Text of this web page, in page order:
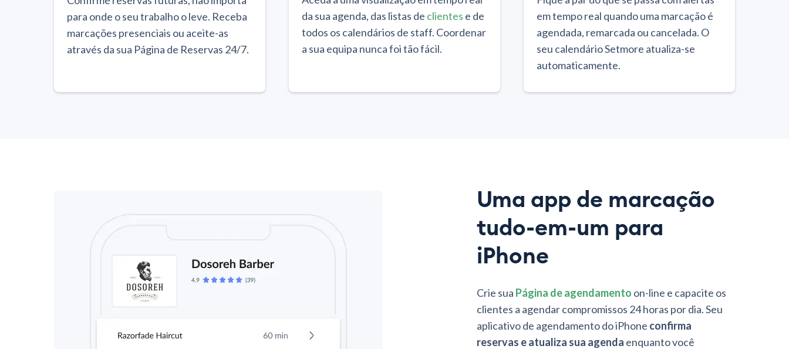
para onde o seu trabalho o leve. Receba
marcações presenciais ou aceite-as
através da sua Página de Reservas 24/7.
da sua agenda, das listas de clientes e de
todos os calendários de staff. Coordenar
a sua equipa nunca foi tão fácil.
em tempo real quando uma marcação é
agendada, remarcada ou cancelada. O
seu calendário Setmore atualiza-se
automaticamente.
Uma app de marcação
tudo-em-um para
iPhone
Crie sua Página de agendamento on-line e capacite os
clientes a agendar compromissos 24 horas por dia. Seu
aplicativo de agendamento do iPhone confirma
reservas e atualiza sua agenda enquanto você